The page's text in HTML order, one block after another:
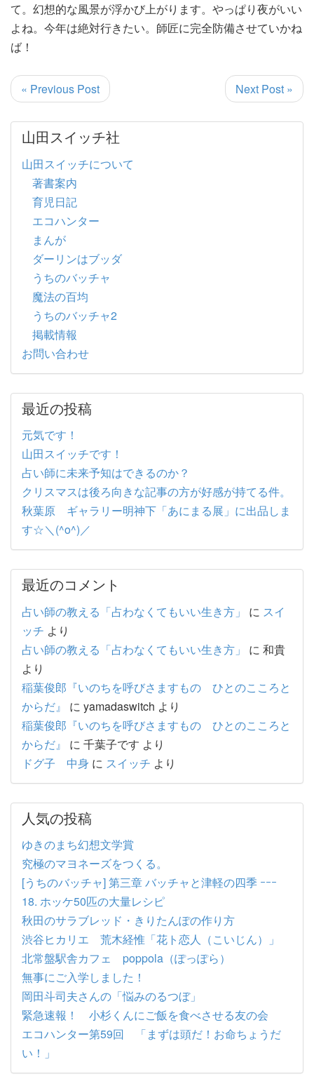
て。幻想的な風景が浮かび上がります。やっぱり夜がいい
よね。今年は絶対行きたい。師匠に完全防備させていかね
ば！
« Previous Post Next Post »
山田スイッチ社
山田スイッチについて
著書案内
育児日記
エコハンター
まんが
ダーリンはブッダ
うちのバッチャ
魔法の百均
うちのバッチャ2
掲載情報
お問い合わせ
最近の投稿
元気です！
山田スイッチです！
占い師に未来予知はできるのか？
クリスマスは後ろ向きな記事の方が好感が持てる件。
秋葉原 ギャラリー明神下「あにまる展」に出品しま
す☆＼(^o^)／
最近のコメント
占い師の教える「占わなくてもいい生き方」 に スイ
ッチ より
占い師の教える「占わなくてもいい生き方」
に 和貴
より
稲葉俊郎『いのちを呼びさますもの ひとのこころと
からだ』
に yamadaswitch より
稲葉俊郎『いのちを呼びさますもの ひとのこころと
からだ』
に 千葉子です より
ドグ子 中身 に スイッチ より
人気の投稿
ゆきのまち幻想文学賞
究極のマヨネーズをつくる。
[うちのバッチャ] 第三章 バッチャと津軽の四季 ｰｰｰ
18. ホッケ50匹の大量レシピ
秋田のサラブレッド・きりたんぽの作り方
渋谷ヒカリエ 荒木経惟「花ト恋人（こいじん）」
北常盤駅舎カフェ poppola（ぽっぽら）
無事にご入学しました！
岡田斗司夫さんの「悩みのるつぼ」
緊急速報！ 小杉くんにご飯を食べさせる友の会
エコハンター第59回 「まずは頭だ！お命ちょうだ
い！」